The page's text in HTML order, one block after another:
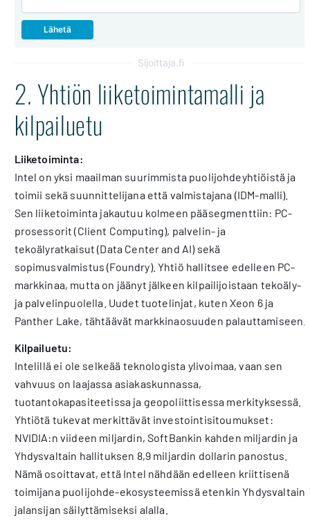
Sijoittaja.fi
2. Yhtiön liiketoimintamalli ja
kilpailuetu
Liiketoiminta:
Intel on yksi maailman suurimmista puolijohdeyhtiöistä ja
toimii sekä suunnittelijana että valmistajana (IDM-malli).
Sen liiketoiminta jakautuu kolmeen pääsegmenttiin: PC-
prosessorit (Client Computing), palvelin- ja
tekoälyratkaisut (Data Center and AI) sekä
sopimusvalmistus (Foundry). Yhtiö hallitsee edelleen PC-
markkinaa, mutta on jäänyt jälkeen kilpailijoistaan tekoäly-
ja palvelinpuolella. Uudet tuotelinjat, kuten Xeon 6 ja
Panther Lake, tähtäävät markkinaosuuden palauttamiseen.
Kilpailuetu:
Intelillä ei ole selkeää teknologista ylivoimaa, vaan sen
vahvuus on laajassa asiakaskunnassa,
tuotantokapasiteetissa ja geopoliittisessa merkityksessä.
Yhtiötä tukevat merkittävät investointisitoumukset:
NVIDIA:n viideen miljardin, SoftBankin kahden miljardin ja
Yhdysvaltain hallituksen 8,9 miljardin dollarin panostus.
Nämä osoittavat, että Intel nähdään edelleen kriittisenä
toimijana puolijohde-ekosysteemissä etenkin Yhdysvaltain
jalansijan säilyttämiseksi alalla.